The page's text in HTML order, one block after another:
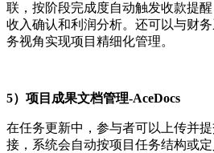
联，按阶段完成度自动触发收款提醒
收入确认和利润分析。还可以与财
务视角实现项目精细化管理。
5）项目成果文档管理-AceDocs
在任务更新中，参与者可以上传并
接，系统会自动按项目任务结构或